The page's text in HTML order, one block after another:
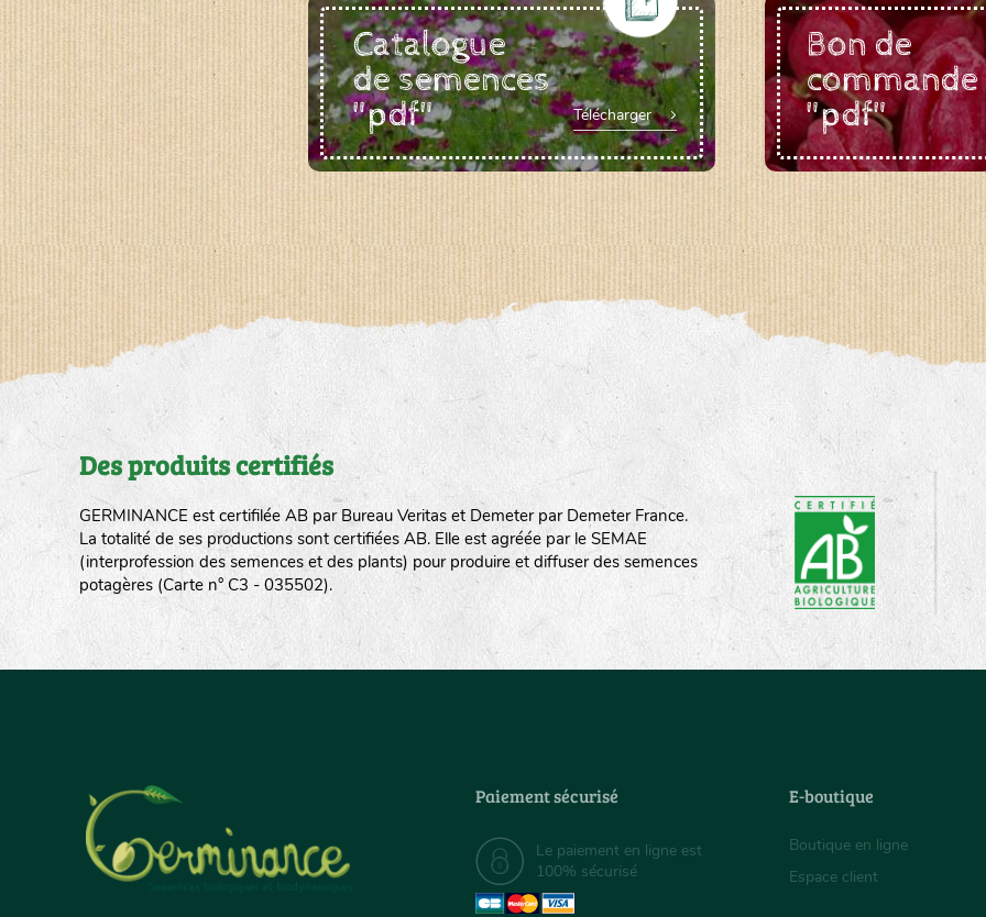
Catalogue
de semences
"pdf"
Télécharger
Bon de
commande
"pdf"
Des produits certifiés
GERMINANCE est certifilée AB par Bureau Veritas et Demeter par Demeter France.
La totalité de ses productions sont certifiées AB. Elle est agréée par le SEMAE
(interprofession des semences et des plants) pour produire et diffuser des semences
potagères (Carte n° C3 - 035502).
Paiement sécurisé
Le paiement en ligne est
100% sécurisé
E-boutique
Boutique en ligne
Espace client